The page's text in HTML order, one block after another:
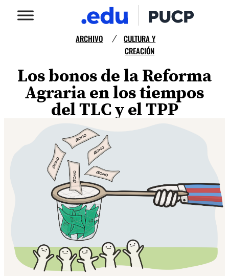
ARCHIVO /
CULTURA Y
CREACIÓN
Los bonos de la Reforma
Agraria en los tiempos
del TLC y el TPP